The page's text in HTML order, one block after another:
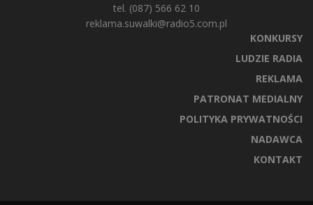
tel. (087) 566 62 10
reklama.suwalki@radio5.com.pl
KONKURSY
LUDZIE RADIA
REKLAMA
PATRONAT MEDIALNY
POLITYKA PRYWATNOŚCI
NADAWCA
KONTAKT